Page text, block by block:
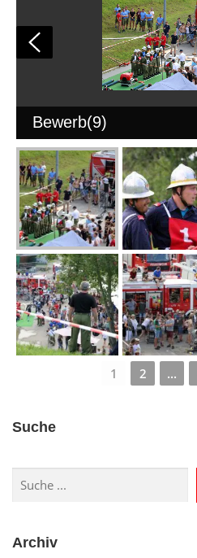
Bewerb(9)
1 2 ...
Suche
Archiv